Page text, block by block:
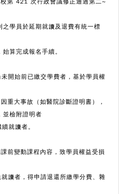
學員於延期就讀及退費有統一標
算完成報名手續。
開始前已繳交學費者，基於學員權
大事故（如醫院診斷證明書），
並檢附證明者
讀者。
變動課程內容，致學員權益受損
讀者，得申請退還所繳學分費、雜